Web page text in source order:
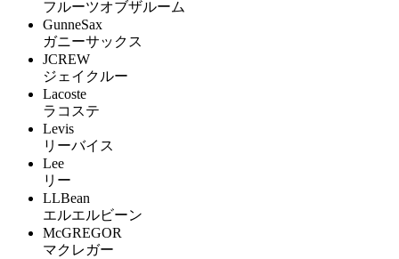
フルーツオブザルーム
GunneSax
ガニーサックス
JCREW
ジェイクルー
Lacoste
ラコステ
Levis
リーバイス
Lee
リー
LLBean
エルエルビーン
McGREGOR
マクレガー